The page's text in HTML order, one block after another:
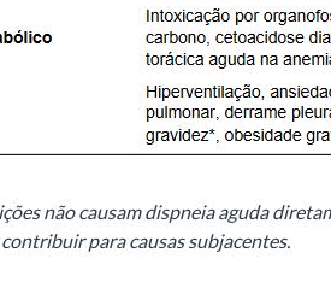
não causam dispneia aguda
para causas subjacentes.